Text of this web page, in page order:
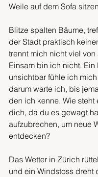
Weile auf dem Sofa
Blitze spalten Bäume,
der Stadt praktisch
trennt mich nicht viel von
Einsam bin ich nicht. Ein
unsichtbar fühle ich
darum warte ich, bis
den ich kenne. Wie steht
dich, da du es gewagt
aufzubrechen, um neue
entdecken?
Das Wetter in Zürich
und ein Windstoss dreht